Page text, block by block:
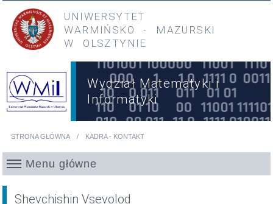
Przejdź do treści
Przejdź do menu głównego
UNIWERSYTET
WARMIŃSKO
- MAZURSKI
W OLSZTYNIE
Wydział Matematyki i
Informatyki
STRONA GŁÓWNA KADRA - KONTAKT
Menu główne
Shevchishin Vsevolod